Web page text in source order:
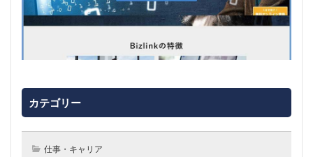
カテゴリー
仕事・キャリア